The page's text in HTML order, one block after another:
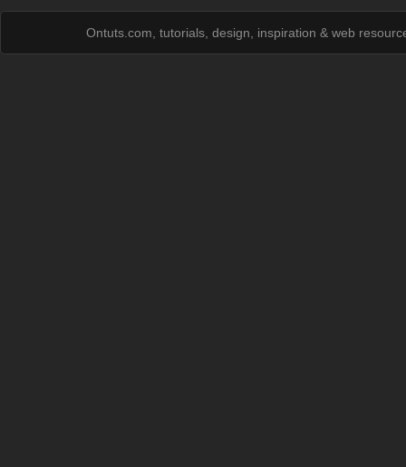
Ontuts.com, tutorials, design, inspiration & web